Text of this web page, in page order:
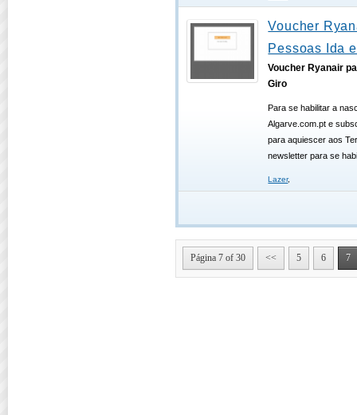
Voucher
Pessoas Ida
Voucher Ryanair
Giro
Para se habilitar a
Algarve.com.pt e
para aquiescer aos
newsletter para se
Lazer,
Página 7 of 30 << 5 6 7